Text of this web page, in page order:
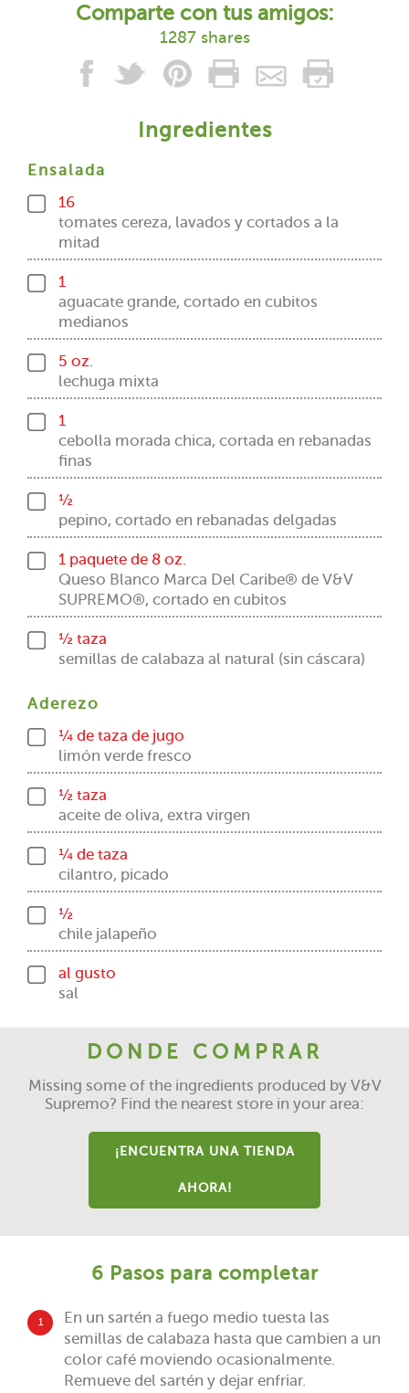
Comparte con tus amigos:
1287 shares
Ingredientes
Ensalada
16
tomates cereza, lavados y cortados a la
mitad
1
aguacate grande, cortado en cubitos
medianos
5 oz.
lechuga mixta
1
cebolla morada chica, cortada en rebanadas
finas
½
pepino, cortado en rebanadas delgadas
1 paquete de 8 oz.
Queso Blanco Marca Del Caribe® de V&V
SUPREMO®, cortado en cubitos
½ taza
semillas de calabaza al natural (sin cáscara)
Aderezo
¼ de taza de jugo
limón verde fresco
½ taza
aceite de oliva, extra virgen
¼ de taza
cilantro, picado
½
chile jalapeño
al gusto
sal
DONDE COMPRAR
Missing some of the ingredients produced by V&V
Supremo? Find the nearest store in your area:
¡ENCUENTRA UNA TIENDA
AHORA!
6 Pasos para completar
1
En un sartén a fuego medio tuesta las
semillas de calabaza hasta que cambien a un
color café moviendo ocasionalmente.
Remueve del sartén y dejar enfriar.